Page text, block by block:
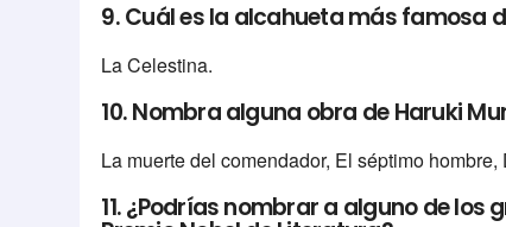
9. Cuál es la alcahueta más famosa
La Celestina.
10. Nombra alguna obra de Haruki
La muerte del comendador, El séptimo
11. ¿Podrías nombrar a alguno de